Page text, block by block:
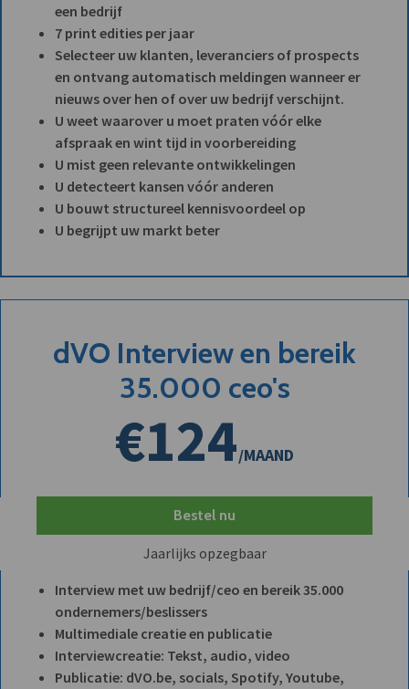
een bedrijf
7 print edities per jaar
Selecteer uw klanten, leveranciers of prospects
en ontvang automatisch meldingen wanneer er
nieuws over hen of over uw bedrijf verschijnt.
U weet waarover u moet praten vóór elke
afspraak en wint tijd in voorbereiding
U mist geen relevante ontwikkelingen
U detecteert kansen vóór anderen
U bouwt structureel kennisvoordeel op
U begrijpt uw markt beter
dVO Interview en bereik
35.000 ceo's
€124/MAAND
Bestel nu
Jaarlijks opzegbaar
Interview met uw bedrijf/ceo en bereik 35.000
ondernemers/beslissers
Multimediale creatie en publicatie
Interviewcreatie: Tekst, audio, video
Publicatie: dVO.be, socials, Spotify, Youtube,